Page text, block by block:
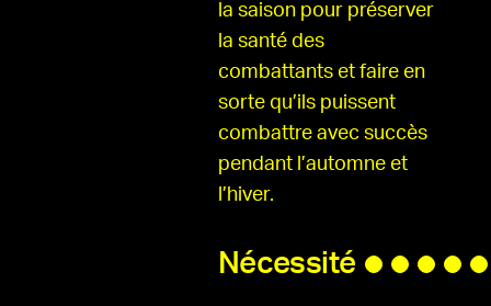
la saison pour préserver
la santé des
combattants et faire en
sorte qu’ils puissent
combattre avec succès
pendant l’automne et
l’hiver.
Nécessité